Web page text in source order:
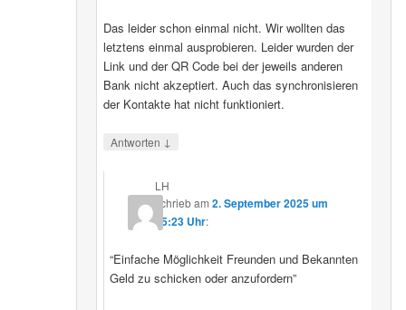
Das leider schon einmal nicht. Wir wollten das
letztens einmal ausprobieren. Leider wurden der
Link und der QR Code bei der jeweils anderen
Bank nicht akzeptiert. Auch das synchronisieren
der Kontakte hat nicht funktioniert.
Antworten ↓
LH
schriebam2. September 2025 um
15:23 Uhr:
“Einfache Möglichkeit Freunden und Bekannten
Geld zu schicken oder anzufordern”